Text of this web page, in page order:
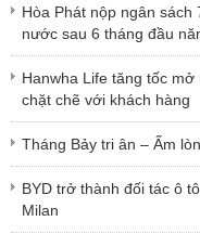
Hòa Phát nộp ngân sách
nước sau 6 tháng đầu
Hanwha Life tăng tốc
chặt chẽ với khách hàng
Tháng Bảy tri ân – Ấm
BYD trở thành đối tác ô
Milan